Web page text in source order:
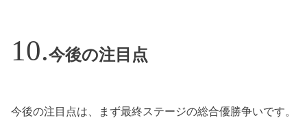
今後の注目点
今後の注目点は、まず最終ステージの総合優勝争いです。